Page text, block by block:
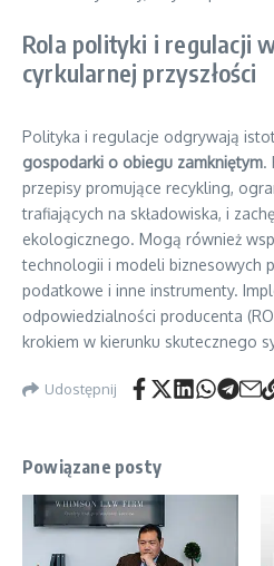
Rola polityki i regulacji
cyrkularnej przyszłości
Polityka i regulacje odgrywają
gospodarki o obiegu zamkniętym.
przepisy promujące recykling,
trafiających na składowiska, i
ekologicznego. Mogą również
technologii i modeli biznesowych
podatkowe i inne instrumenty.
odpowiedzialności producenta
krokiem w kierunku skutecznego
Udostępnij
Powiązane posty